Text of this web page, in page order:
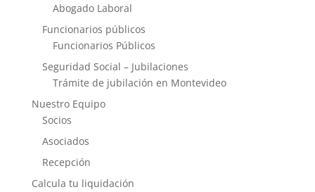
Abogado Laboral
Funcionarios públicos
Funcionarios Públicos
Seguridad Social – Jubilaciones
Trámite de jubilación en Montevideo
Nuestro Equipo
Socios
Asociados
Recepción
Calcula tu liquidación